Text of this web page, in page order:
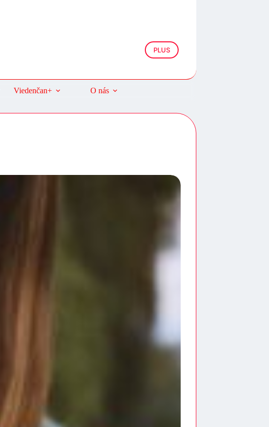
PLUS
Viedenčan+ O nás